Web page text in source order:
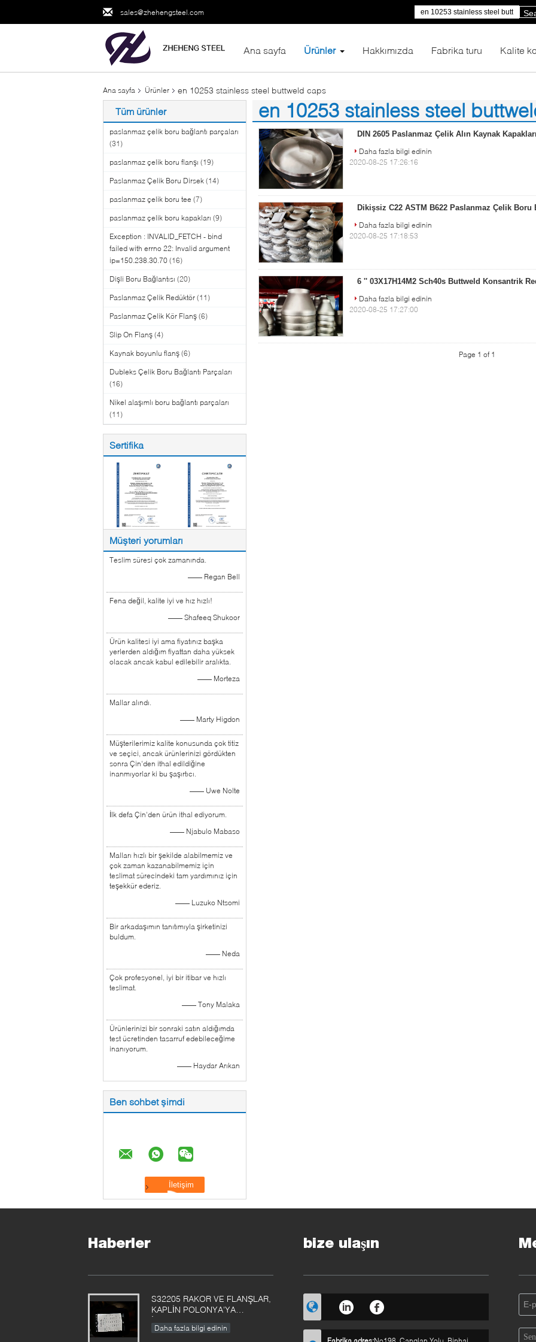
sales@zhehengsteel.com
Ana sayfa Ürünler Hakkımızda Fabrika turu Kalite
Ana sayfa Ürünler en 10253 stainless steel buttweld caps
Tüm ürünler
paslanmaz çelik boru bağlantı parçaları
(31)
paslanmaz çelik boru flanşı (19)
Paslanmaz Çelik Boru Dirsek (14)
paslanmaz çelik boru tee (7)
paslanmaz çelik boru kapakları (9)
Exception : INVALID_FETCH - bind
failed with errno 22: Invalid argument
ip=150.238.30.70 (16)
Dişli Boru Bağlantısı (20)
Paslanmaz Çelik Redüktör (11)
Paslanmaz Çelik Kör Flanş (6)
Slip On Flanş (4)
Kaynak boyunlu flanş (6)
Dubleks Çelik Boru Bağlantı Parçaları
(16)
Nikel alaşımlı boru bağlantı parçaları
(11)
Sertifika
Müşteri yorumları
Teslim süresi çok zamanında.
—— Regan Bell
Fena değil, kalite iyi ve hız hızlı!
—— Shafeeq Shukoor
Ürün kalitesi iyi ama fiyatınız başka
yerlerden aldığım fiyattan daha yüksek
olacak ancak kabul edilebilir aralıkta.
—— Morteza
Mallar alındı.
—— Marty Higdon
Müşterilerimiz kalite konusunda çok titiz
ve seçici, ancak ürünlerinizi gördükten
sonra Çin'den ithal edildiğine
inanmıyorlar ki bu şaşırtıcı.
—— Uwe Nolte
İlk defa Çin'den ürün ithal ediyorum.
—— Njabulo Mabaso
Malları hızlı bir şekilde alabilmemiz ve
çok zaman kazanabilmemiz için
teslimat sürecindeki tam yardımınız için
teşekkür ederiz.
—— Luzuko Ntsomi
Bir arkadaşımın tanıtımıyla şirketinizi
buldum.
—— Neda
Çok profesyonel, iyi bir itibar ve hızlı
teslimat.
—— Tony Malaka
Ürünlerinizi bir sonraki satın aldığımda
test ücretinden tasarruf edebileceğime
inanıyorum.
—— Haydar Arıkan
Ben sohbet şimdi
en 10253 stainless steel
(3) DIN 2605 Paslanmaz Çelik Alın Kaynak Kapakları
Daha fazla bilgi edinin
2020-08-25 17:26:16
Dikişsiz C22 ASTM B622 Paslanmaz Çelik Boru
Daha fazla bilgi edinin
2020-08-25 17:18:53
6 '' 03X17H14M2 Sch40s Buttweld Konsantrik
Daha fazla bilgi edinin
2020-08-25 17:27:00
Page 1 of 1
Haberler
S32205 RAKOR VE FLANŞLAR,
KAPLİN POLONYA'YA
İHRACATI
Daha fazla bilgi edinin
bize ulaşın